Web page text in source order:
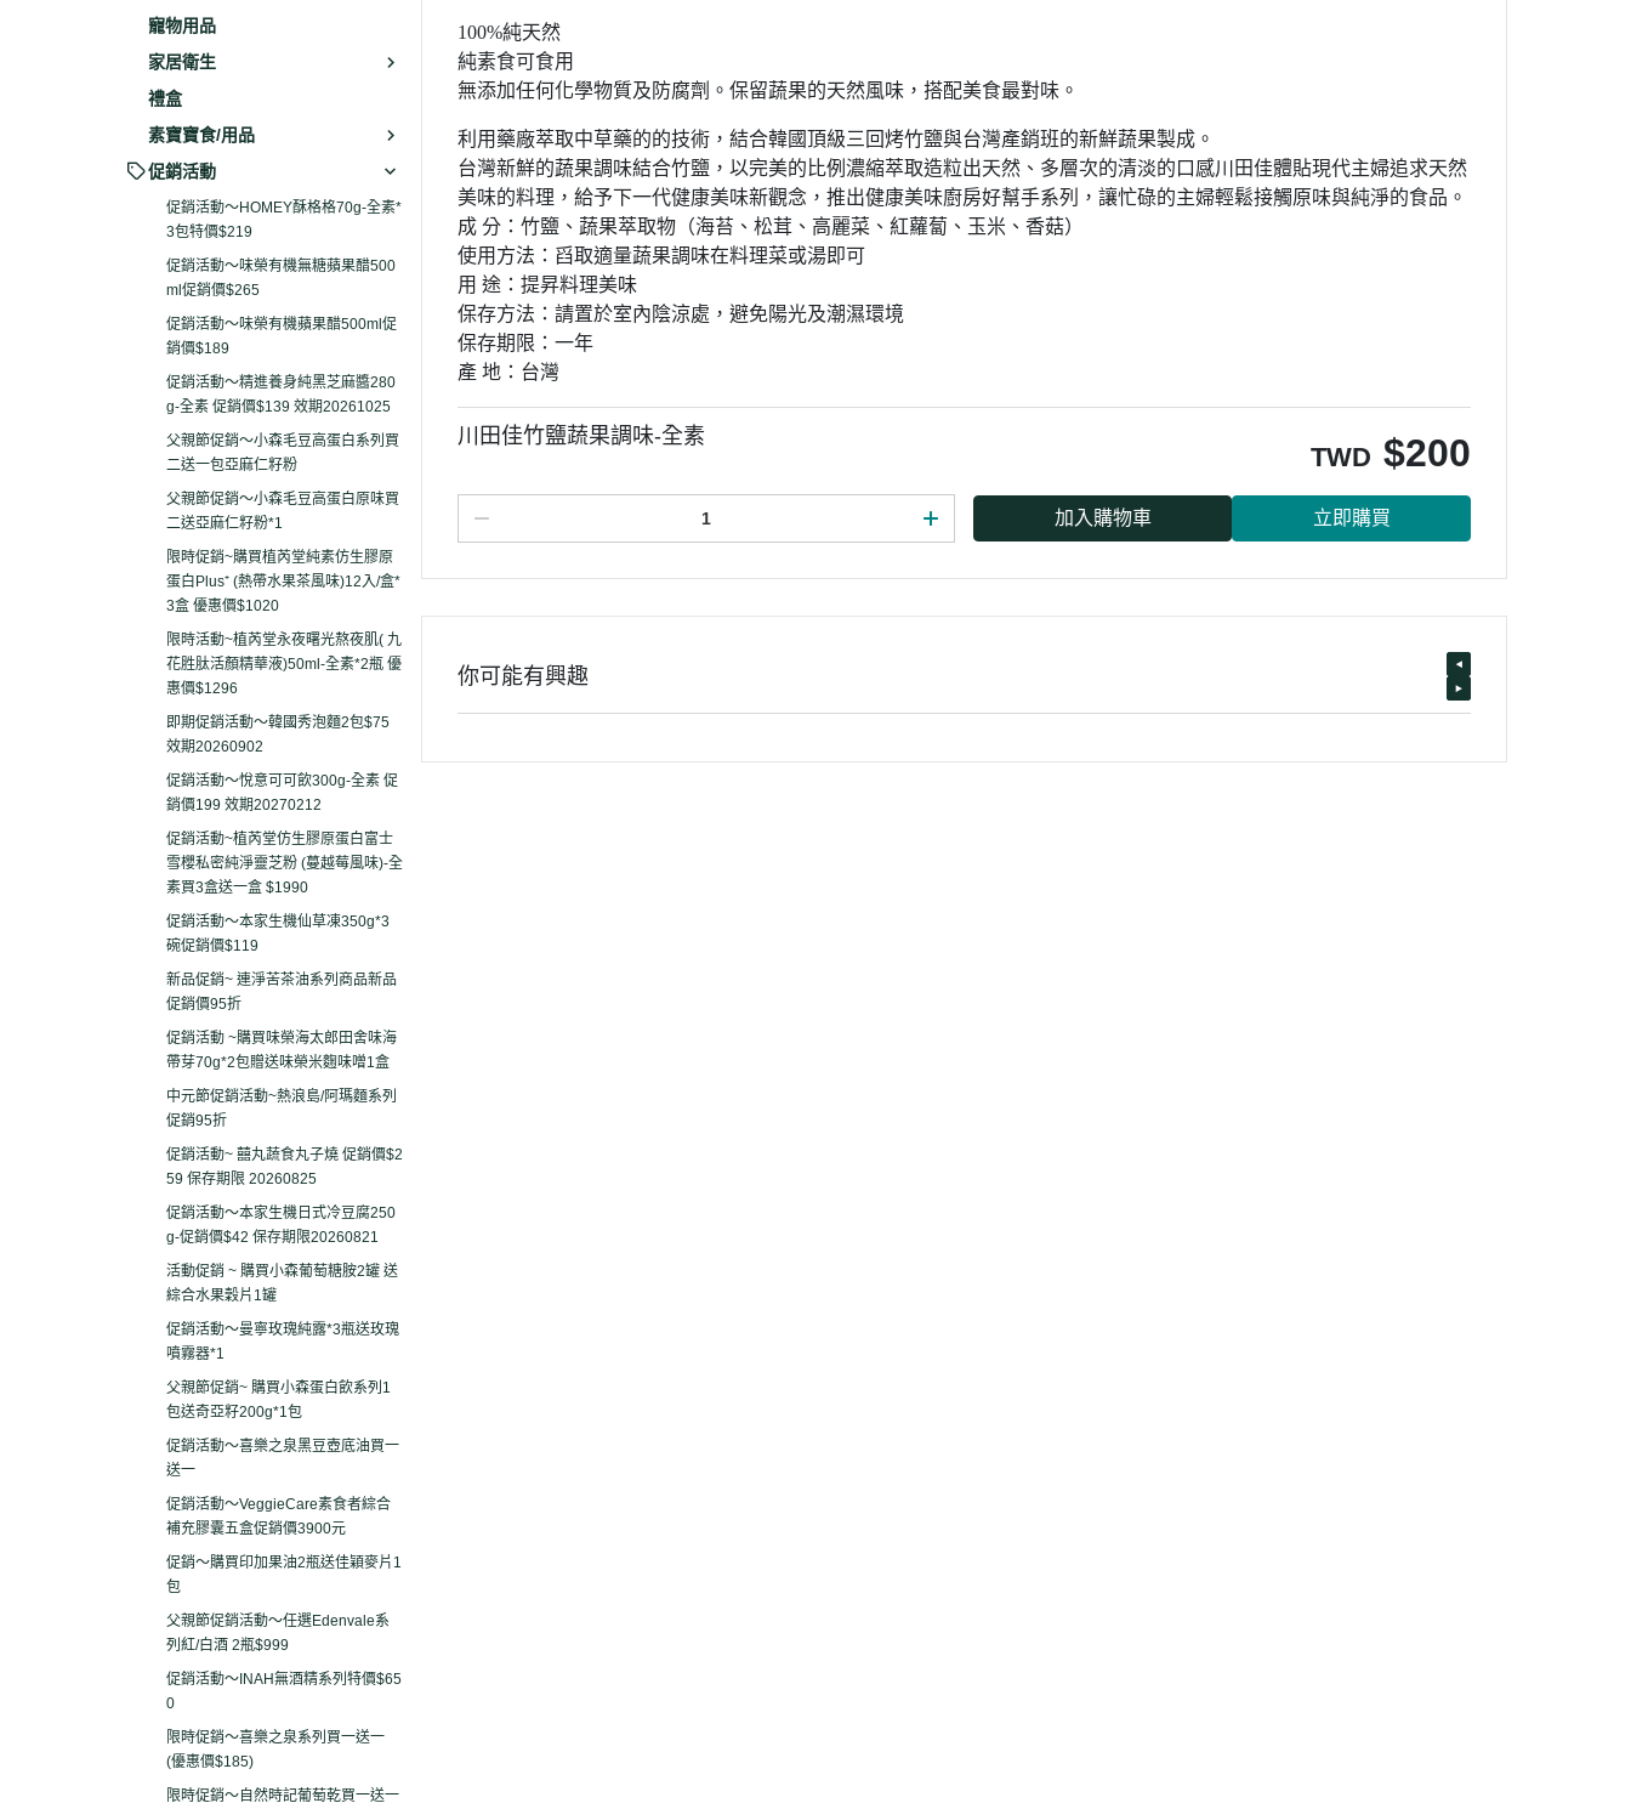
寵物用品
家居衛生
禮盒
素寶寶食/用品
促銷活動
促銷活動～HOMEY酥格格70g-全素*
3包特價$219
促銷活動～味榮有機無糖蘋果醋500
ml促銷價$265
促銷活動～味榮有機蘋果醋500ml促
銷價$189
促銷活動～精進養身純黑芝麻醬280
g-全素 促銷價$139 效期20261025
父親節促銷～小森毛豆高蛋白系列買
二送一包亞麻仁籽粉
父親節促銷～小森毛豆高蛋白原味買
二送亞麻仁籽粉*1
限時促銷~購買植芮堂純素仿生膠原
蛋白Plus⁺ (熱帶水果茶風味)12入/盒*
3盒 優惠價$1020
限時活動~植芮堂永夜曙光熬夜肌( 九
花胜肽活顏精華液)50ml-全素*2瓶 優
惠價$1296
即期促銷活動～韓國秀泡麵2包$75
效期20260902
促銷活動～悅意可可飲300g-全素 促
銷價199 效期20270212
促銷活動~植芮堂仿生膠原蛋白富士
雪櫻私密純淨靈芝粉 (蔓越莓風味)-全
素買3盒送一盒 $1990
促銷活動～本家生機仙草凍350g*3
碗促銷價$119
新品促銷~ 連淨苦茶油系列商品新品
促銷價95折
促銷活動 ~購買味榮海太郎田舍味海
帶芽70g*2包贈送味榮米麴味噌1盒
中元節促銷活動~熱浪島/阿瑪麵系列
促銷95折
促銷活動~ 囍丸蔬食丸子燒 促銷價$2
59 保存期限 20260825
促銷活動～本家生機日式冷豆腐250
g-促銷價$42 保存期限20260821
活動促銷 ~ 購買小森葡萄糖胺2罐 送
綜合水果穀片1罐
促銷活動～曼寧玫瑰純露*3瓶送玫瑰
噴霧器*1
父親節促銷~ 購買小森蛋白飲系列1
包送奇亞籽200g*1包
促銷活動～喜樂之泉黑豆壺底油買一
送一
促銷活動～VeggieCare素食者綜合
補充膠囊五盒促銷價3900元
促銷～購買印加果油2瓶送佳穎麥片1
包
父親節促銷活動～任選Edenvale系
列紅/白酒 2瓶$999
促銷活動～INAH無酒精系列特價$65
0
限時促銷～喜樂之泉系列買一送一
(優惠價$185)
限時促銷～自然時記葡萄乾買一送一
100%純天然
純素食可食用
無添加任何化學物質及防腐劑。保留蔬果的天然風味，搭配美食最對味。
利用藥廠萃取中草藥的的技術，結合韓國頂級三回烤竹鹽與台灣產銷班的新鮮蔬果製成。
台灣新鮮的蔬果調味結合竹鹽，以完美的比例濃縮萃取造粒出天然、多層次的清淡的口感川田佳體貼現代主婦追求天然
美味的料理，給予下一代健康美味新觀念，推出健康美味廚房好幫手系列，讓忙碌的主婦輕鬆接觸原味與純淨的食品。
成 分：竹鹽、蔬果萃取物（海苔、松茸、高麗菜、紅蘿蔔、玉米、香菇）
使用方法：舀取適量蔬果調味在料理菜或湯即可
用 途：提昇料理美味
保存方法：請置於室內陰涼處，避免陽光及潮濕環境
保存期限：一年
產 地：台灣
川田佳竹鹽蔬果調味-全素
TWD $200
加入購物車 立即購買
你可能有興趣